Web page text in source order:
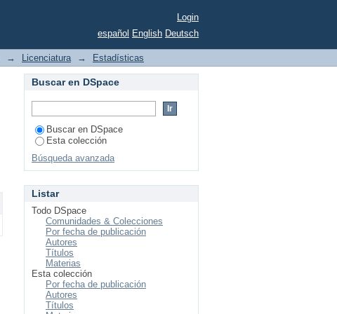
Login
español English Deutsch
→ Licenciatura → Estadísticas
Buscar en DSpace
Buscar en DSpace
Esta colección
Búsqueda avanzada
Listar
Todo DSpace
Comunidades & Colecciones
Por fecha de publicación
Autores
Títulos
Materias
Esta colección
Por fecha de publicación
Autores
Títulos